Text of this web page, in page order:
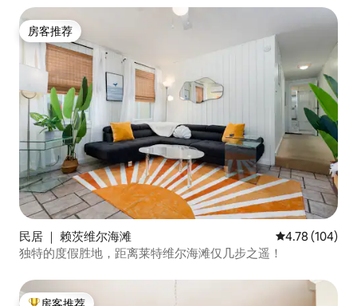
房客推荐
房客推荐
民居 ｜ 赖茨维尔海滩 平均评分 4.78
4.78 (104)
独特的度假胜地，距离莱特维尔海滩仅几步之遥！